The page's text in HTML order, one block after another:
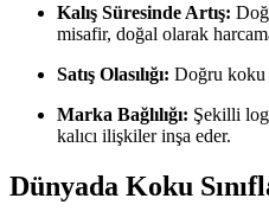
Kalış Süresinde Artış:
misafir, doğal olarak
Satış Olasılığı: Doğru koku
Marka Bağlılığı: Şekilli
kalıcı ilişkiler inşa eder.
Dünyada Koku